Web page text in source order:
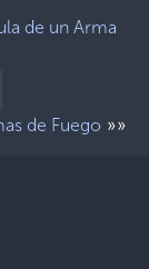
de un Arma
de Fuego »»